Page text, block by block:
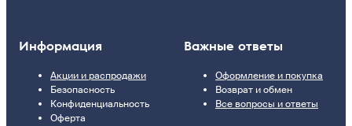
Информация
Акции и распродажи
Безопасность
Конфиденциальность
Оферта
Важные ответы
Оформление и покупка
Возврат и обмен
Все вопросы и ответы